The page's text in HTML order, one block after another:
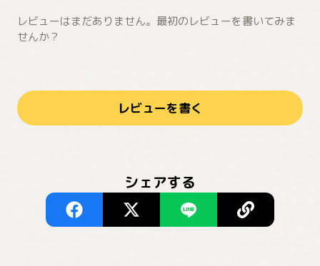
レビューはまだありません。最初のレビューを書いてみま
せんか？
レビューを書く
シェアする